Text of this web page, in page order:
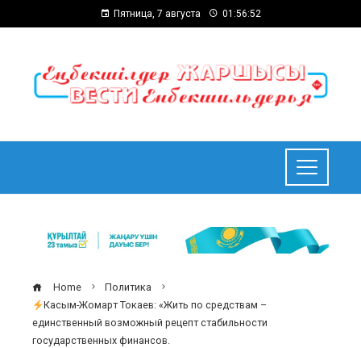
Пятница, 7 августа 01:56:52
Home
Политика
Касым-Жомарт Токаев: «Жить по средствам –
единственный возможный рецепт стабильности
государственных финансов.